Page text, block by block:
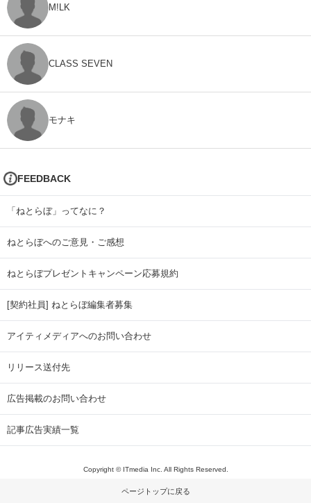
M!LK
CLASS SEVEN
モナキ
FEEDBACK
「ねとらぼ」ってなに？
ねとらぼへのご意見・ご感想
ねとらぼプレゼントキャンペーン応募規約
[契約社員] ねとらぼ編集者募集
アイティメディアへのお問い合わせ
リリース送付先
広告掲載のお問い合わせ
記事広告実績一覧
Copyright © ITmedia Inc. All Rights Reserved.
ページトップに戻る